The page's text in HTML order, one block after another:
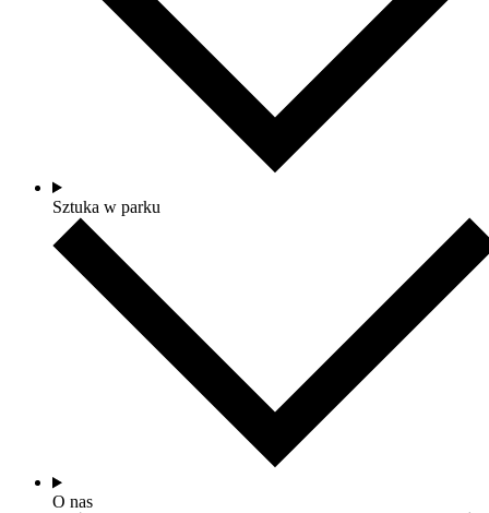
Sztuka w parku
O nas